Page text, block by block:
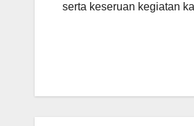
serta keseruan kegiatan